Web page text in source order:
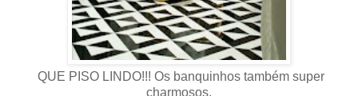
QUE PISO LINDO!!! Os banquinhos também super
charmosos.